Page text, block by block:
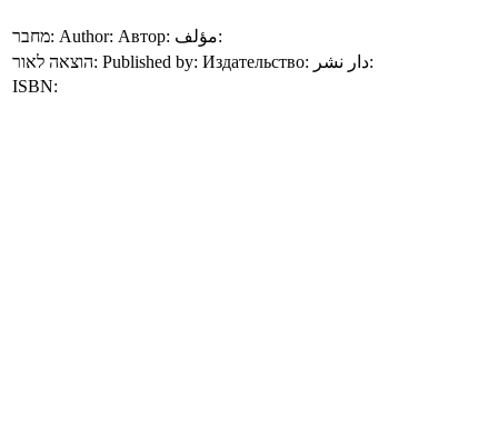
מחבר: Author: Автор:
مؤلف:
הוצאה לאור: Published by: Издательство:
دار نشر:
ISBN: